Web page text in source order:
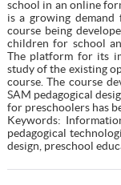
school in an online
is a growing
course being
children for school
The platform for its
study of the existing
course. The course
SAM pedagogical
for preschoolers has
Keywords:
pedagogical
design, preschool